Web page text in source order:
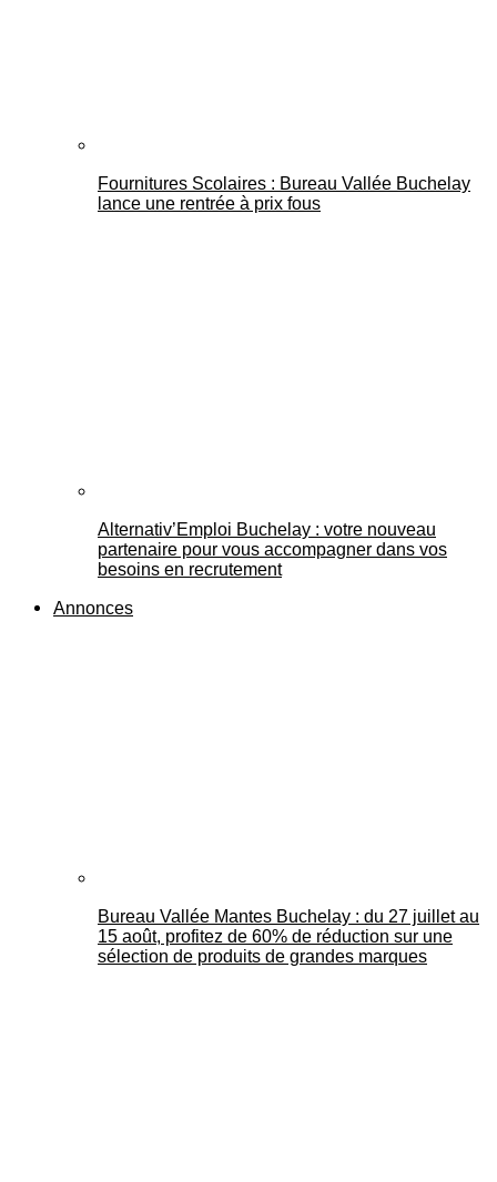
Fournitures Scolaires : Bureau Vallée Buchelay
lance une rentrée à prix fous
Alternativ’Emploi Buchelay : votre nouveau
partenaire pour vous accompagner dans vos
besoins en recrutement
Annonces
Bureau Vallée Mantes Buchelay : du 27 juillet au
15 août, profitez de 60% de réduction sur une
sélection de produits de grandes marques